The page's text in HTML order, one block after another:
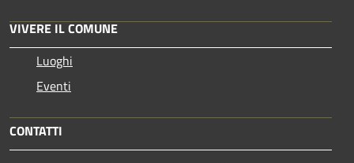
VIVERE IL COMUNE
Luoghi
Eventi
CONTATTI